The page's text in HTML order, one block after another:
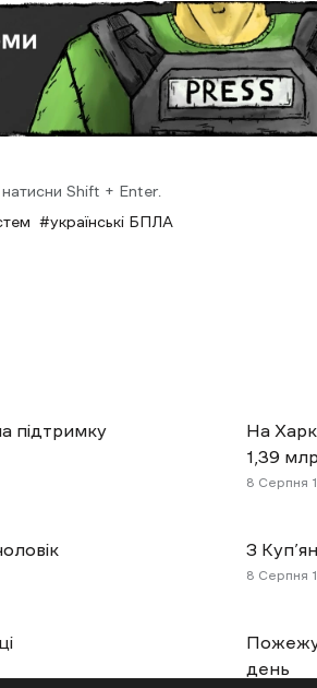
Shift + Enter.
українські БПЛА
підтримку
На
1,39
8 Cерпня
З
8 Cерпня
Пожежу
день